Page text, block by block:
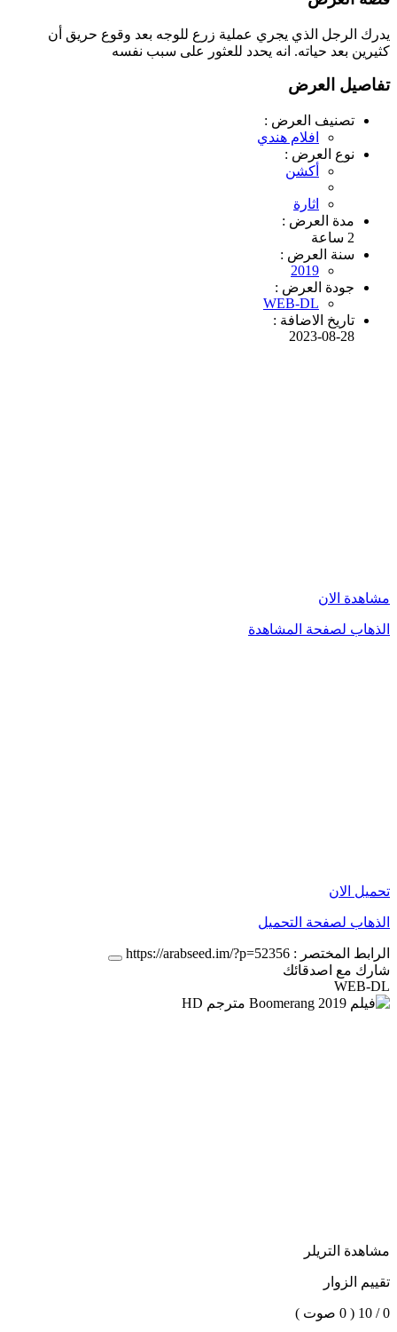
يدرك الرجل الذي يجري عملية زرع للوجه بعد وقوع حريق أن
كثيرين بعد حياته. انه يحدد للعثور على سبب نفسه
تفاصيل العرض
تصنيف العرض :
افلام هندي
نوع العرض :
أكشن
اثارة
مدة العرض :
2 ساعة
سنة العرض :
2019
جودة العرض :
WEB-DL
تاريخ الاضافة :
2023-08-28
مشاهدة الان
الذهاب لصفحة المشاهدة
تحميل الان
الذهاب لصفحة التحميل
الرابط المختصر : https://arabseed.im/?p=52356
شارك مع اصدقائك
WEB-DL
مشاهدة التريلر
تقييم الزوار
0 / 10 ( 0 صوت )